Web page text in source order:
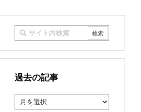
過去の記事
去